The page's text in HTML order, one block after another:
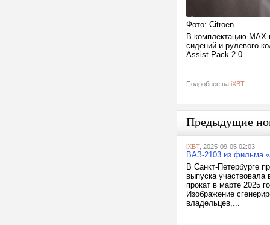
Фото: Citroen
В комплектацию MAX
сидений и рулевого
Assist Pack 2.0.
Подробнее на iXBT
Предыдущие
iXBT, 2025-09-05 02:03
ВАЗ-2103 из фильма
В Санкт-Петербурге
выпуска
прокат в марте 2025
Изображение
владельцев,...